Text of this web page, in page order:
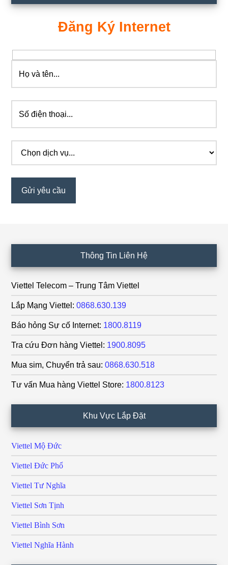
Đăng Ký Internet
Thông Tin Liên Hệ
Viettel Telecom – Trung Tâm Viettel
Lắp Mạng Viettel: 0868.630.139
Báo hỏng Sự cố Internet: 1800.8119
Tra cứu Đơn hàng Viettel: 1900.8095
Mua sim, Chuyển trả sau: 0868.630.518
Tư vấn Mua hàng Viettel Store: 1800.8123
Khu Vực Lắp Đặt
Viettel Mộ Đức
Viettel Đức Phổ
Viettel Tư Nghĩa
Viettel Sơn Tịnh
Viettel Bình Sơn
Viettel Nghĩa Hành